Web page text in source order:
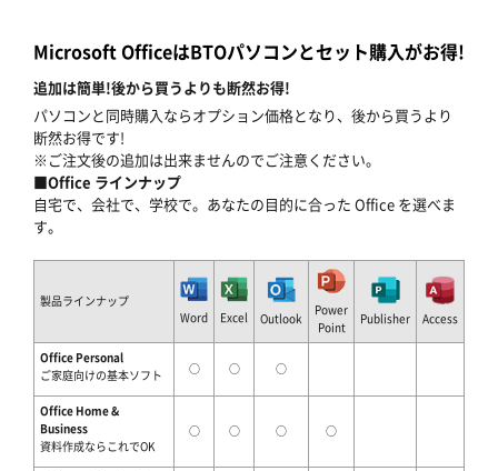
Microsoft OfficeはBTOパソコンとセット購入がお得!
追加は簡単!後から買うよりも断然お得!
パソコンと同時購入ならオプション価格となり、後から買うより
断然お得です!
※ご注文後の追加は出来ませんのでご注意ください。
■Office ラインナップ
自宅で、会社で、学校で。あなたの目的に合った Office を選べま
す。
製品ラインナップ
Word
Excel Outlook
Power
Point
Publisher Access
Office Personal
ご家庭向けの基本ソフト
○ ○ ○
Office Home &
Business
資料作成ならこれでOK
○ ○ ○ ○